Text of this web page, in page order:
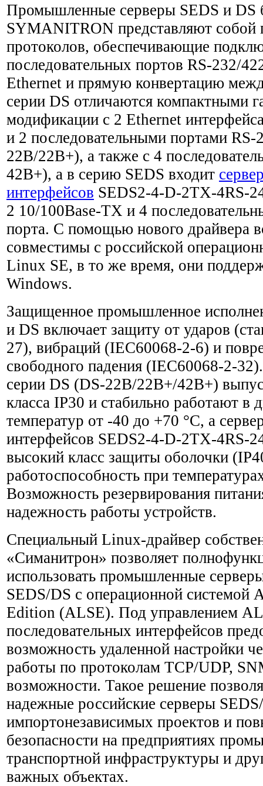
Промышленные серверы SEDS и DS
SYMANITRON представляют собой
протоколов, обеспечивающие
последовательных портов RS-232/
Ethernet и прямую конвертацию
серии DS отличаются компактными
модификации с 2 Ethernet
и 2 последовательными портами
22B/22B+), а также с 4
42B+), а в серию SEDS входит
интерфейсов SEDS2-4-D-2TX-4RS-
2 10/100Base-TX и 4
порта. С помощью нового драйвера
совместимы с российской
Linux SE, в то же время, они
Windows.
Защищенное промышленное
и DS включает защиту от ударов
27), вибраций (IEC60068-2-6) и
свободного падения (IEC60068-2-
серии DS (DS-22B/22B+/42B+)
класса IP30 и стабильно работают в
температур от -40 до +70 °C, а
интерфейсов SEDS2-4-D-2TX-4RS-
высокий класс защиты оболочки
работоспособность при
Возможность резервирования
надежность работы устройств.
Специальный Linux-драйвер
«Симанитрон» позволяет
использовать промышленные
SEDS/DS с операционной системой
Edition (ALSE). Под управлением
последовательных интерфейсов
возможность удаленной настройки
работы по протоколам TCP/UDP,
возможности. Такое решение
надежные российские серверы
импортонезависимых проектов и
безопасности на предприятиях
транспортной инфраструктуры и
важных объектах.